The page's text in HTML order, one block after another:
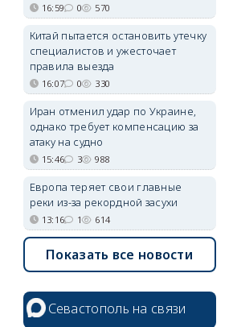
16:59 0 570
Китай пытается остановить утечку
специалистов и ужесточает
правила выезда
16:07 0 330
Иран отменил удар по Украине,
однако требует компенсацию за
атаку на судно
15:46 3 988
Европа теряет свои главные
реки из-за рекордной засухи
13:16 1 614
Показать все новости
Севастополь на связи